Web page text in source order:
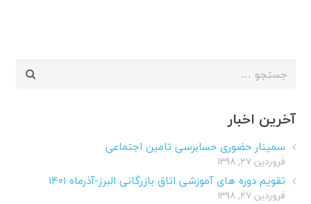
جستجو
آخرین اخبار
سمینار حضوری حسابرسی تامین اجتماعی
فروردین ۲۷, ۱۳۹۸
تقویم دوره های آموزشی اتاق بازرگانی البرز-آذرماه ۱۴۰۱
فروردین ۲۷, ۱۳۹۸